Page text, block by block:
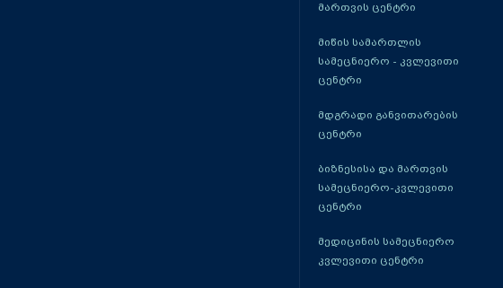
მართვის ცენტრი
მიწის სამართლის
სამეცნიერო - კვლევითი
ცენტრი
მდგრადი განვითარების
ცენტრი
ბიზნესისა და მართვის
სამეცნიერო-კვლევითი
ცენტრი
მედიცინის სამეცნიერო
კვლევითი ცენტრი